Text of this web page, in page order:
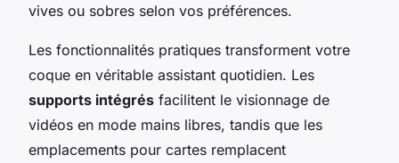
vives ou sobres selon vos préférences.
Les fonctionnalités pratiques transforment votre
coque en véritable assistant quotidien. Les
supports intégrés facilitent le visionnage de
vidéos en mode mains libres, tandis que les
emplacements pour cartes remplacent